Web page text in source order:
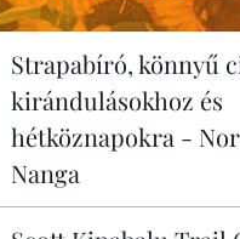
Strapabíró, könnyű
kirándulásokhoz és
hétköznapokra -
Nanga